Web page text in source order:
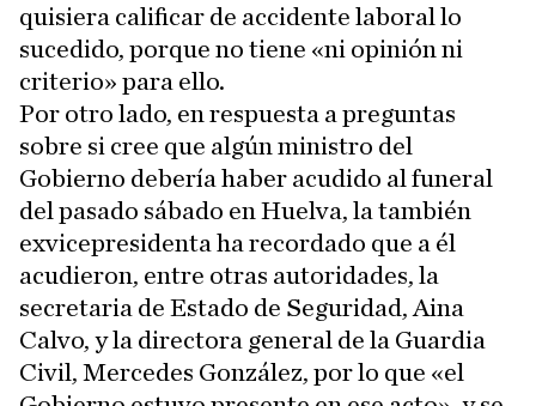
quisiera calificar de accidente laboral lo
sucedido, porque no tiene «ni opinión ni
criterio» para ello.
Por otro lado, en respuesta a preguntas
sobre si cree que algún ministro del
Gobierno debería haber acudido al funeral
del pasado sábado en Huelva, la también
exvicepresidenta ha recordado que a él
acudieron, entre otras autoridades, la
secretaria de Estado de Seguridad, Aina
Calvo, y la directora general de la Guardia
Civil, Mercedes González, por lo que «el